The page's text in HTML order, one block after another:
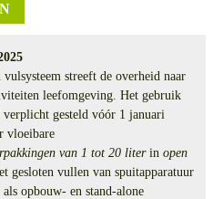
streeft de overheid naar
leefomgeving. Het gebruik
verplicht gesteld vóór 1 januari
vloeibare
van 1 tot 20 literin open
gesloten vullen van spuitapparatuur
opbouw- en stand-alone